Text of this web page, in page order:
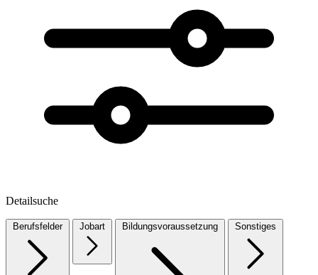
Detailsuche
Berufsfelder Jobart Bildungsvoraussetzung Sonstiges